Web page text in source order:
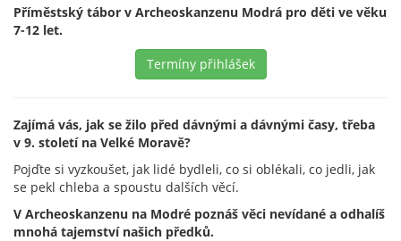
Příměstský tábor v Archeoskanzenu Modrá pro děti ve věku
7-12 let.
Termíny přihlášek
Zajímá vás, jak se žilo před dávnými a dávnými časy, třeba
v 9. století na Velké Moravě?
Pojďte si vyzkoušet, jak lidé bydleli, co si oblékali, co jedli, jak
se pekl chleba a spoustu dalších věcí.
V Archeoskanzenu na Modré poznáš věci nevídané a odhalíš
mnohá tajemství našich předků.